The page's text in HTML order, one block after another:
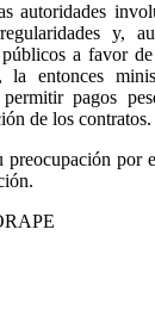
autoridades
y,
públicos a favor
la entonces
pagos
de los contratos.
preocupación por